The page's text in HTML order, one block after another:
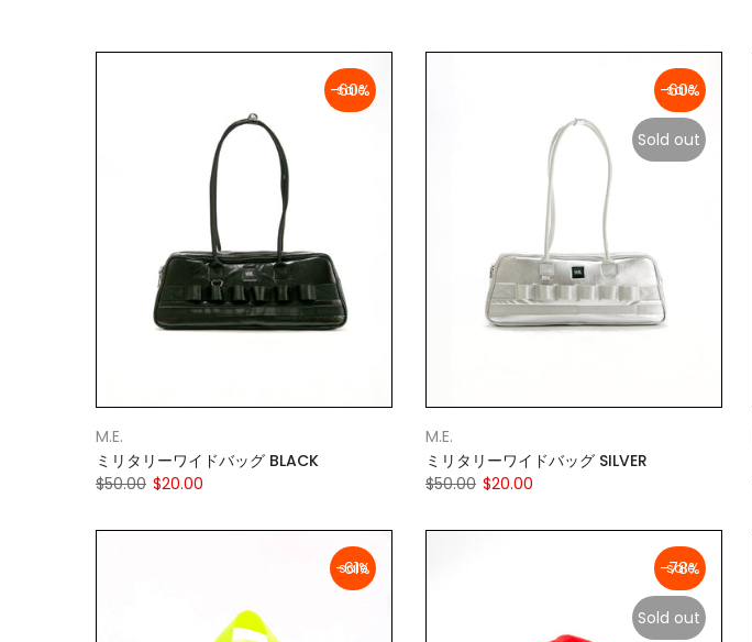
-60%
M.E.
ミリタリーワイドバッグ BLACK
$50.00 $20.00
-60%
Sold out
M.E.
ミリタリーワイドバッグ SILVER
$50.00 $20.00
-61% -78%
Sold out